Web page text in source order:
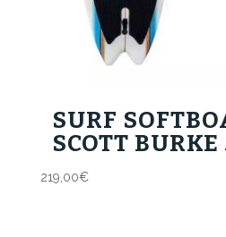
SURF
SCOTT
219,00€